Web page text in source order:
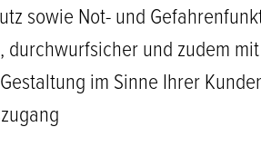
sowie Not- und
und zudem
im Sinne Ihrer